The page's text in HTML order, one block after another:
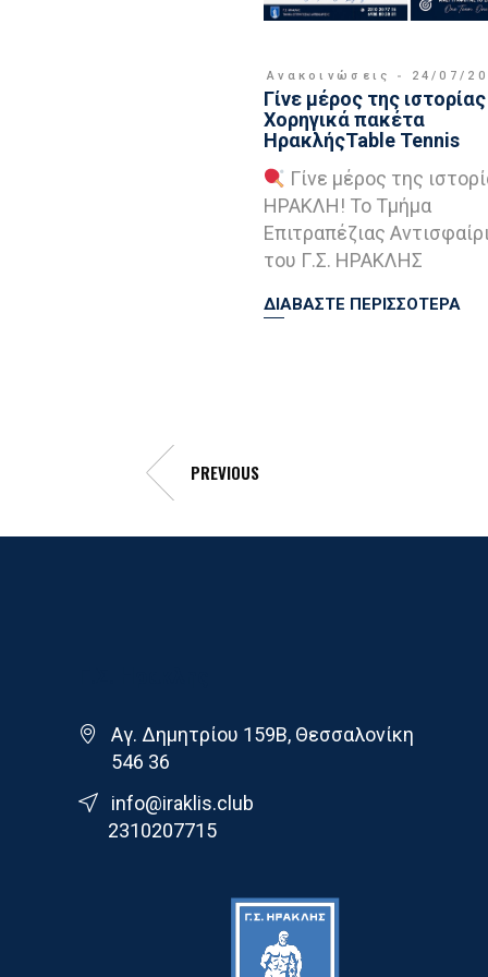
Ανακοινώσεις 24/07/
Γίνε μέρος της
Χορηγικά πακέτα
ΗρακλήςTable Tennis
Γίνε μέρος της
ΗΡΑΚΛΗ! Το Τμήμα
Επιτραπέζιας
του Γ.Σ. ΗΡΑΚΛΗΣ
ΔΙΑΒΑΣΤΕ ΠΕΡΙΣΣΟΤΕΡΑ
PREVIOUS
Αγ. Δημητρίου 159Β, Θεσσαλονίκη
546 36
info@iraklis.club
2310207715